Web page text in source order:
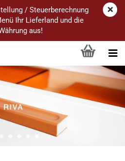
/ Steuerberechnung
Ihr Lieferland und die
aus!